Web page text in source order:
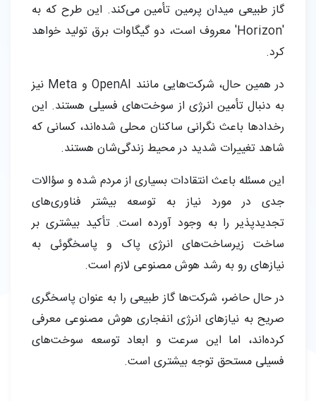
گاز طبیعی میدان پرمین تأمین می‌کند. این طرح که به
'Horizon' معروف است، دو گیگاوات برق تولید خواهد
کرد.
در همین حال، شرکت‌هایی مانند OpenAI و Meta نیز
به دنبال تأمین انرژی از سوخت‌های فسیلی هستند. این
رخدادها باعث نگرانی ساکنان محلی شده‌اند، کسانی که
شاهد تغییرات شدید در محیط زندگی‌شان هستند.
این مسئله باعث انتقادات بسیاری از مردم شده و سؤالات
جدی در مورد نیاز به توسعه بیشتر فناوری‌های
تجدیدپذیر را به وجود آورده است. تأکید بیشتری بر
ساخت زیرساخت‌های انرژی پاک و پاسخگوئی به
نیازهای رو به رشد هوش مصنوعی لازم است.
در حال حاضر، شرکت‌ها گاز طبیعی را به عنوان پاسخگری
صریح به نیازهای انرژی انفجاری هوش مصنوعی معرفی
کرده‌اند، اما این سرعت و ابعاد توسعه سوخت‌های
فسیلی مستحق توجه بیشتری است.